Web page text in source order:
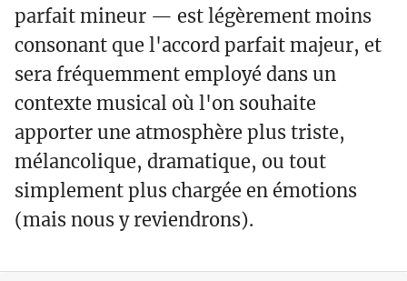
parfait mineur — est légèrement moins
consonant que l'accord parfait majeur, et
sera fréquemment employé dans un
contexte musical où l'on souhaite
apporter une atmosphère plus triste,
mélancolique, dramatique, ou tout
simplement plus chargée en émotions
(mais nous y reviendrons).